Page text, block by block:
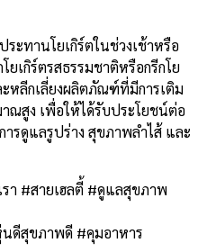
ระทานโยเกิร์ตในช่วงเช้าหรือ
เกิร์ตรสธรรมชาติหรือกรีกโย
หลีกเลี่ยงผลิตภัณฑ์ที่มีการเติม
ณสูง เพื่อให้ได้รับประโยชน์ต่อ
รดูแลรูปร่าง สุขภาพลำไส้ และ
า #สายเฮลตี้ #ดูแลสุขภาพ
ดีสุขภาพดี #คุมอาหาร